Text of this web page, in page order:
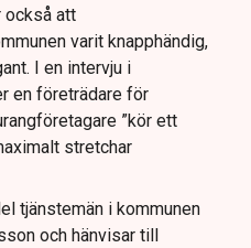
också att
varit knapphändig,
I en intervju i
en företrädare för
”kör ett
stretchar
tjänstemän i kommunen
och hänvisar till